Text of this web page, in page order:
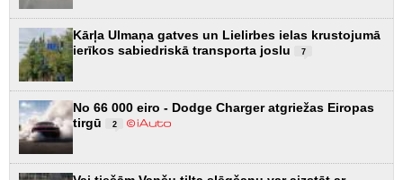
Kārļa Ulmaņa gatves un Lielirbes ielas krustojumā
ierīkos sabiedriskā transporta joslu
7
No 66 000 eiro - Dodge Charger atgriežas Eiropas
tirgū
2